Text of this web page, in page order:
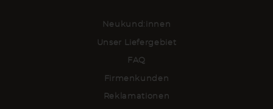
Neukund:innen
Unser Liefergebiet
FAQ
Firmenkunden
Reklamationen